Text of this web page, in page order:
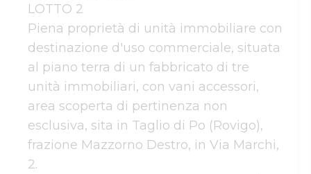
LOTTO 2
Piena proprietà di unità immobiliare con
destinazione d'uso commerciale, situata
al piano terra di un fabbricato di tre
unità immobiliari, con vani accessori,
area scoperta di pertinenza non
esclusiva, sita in Taglio di Po (Rovigo),
frazione Mazzorno Destro, in Via Marchi,
2.